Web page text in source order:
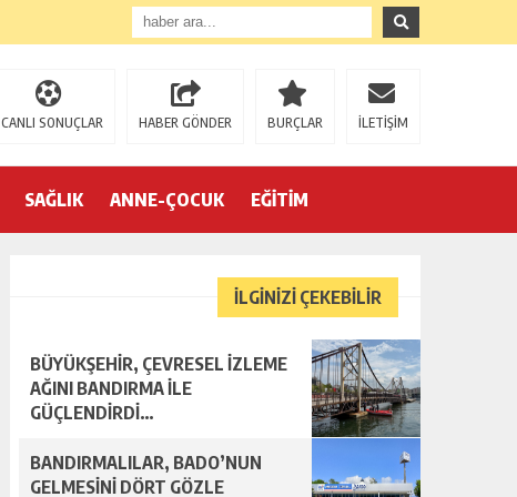
CANLI SONUÇLAR HABER GÖNDER BURÇLAR İLETİŞİM
SAĞLIK ANNE-ÇOCUK EĞİTİM
İLGİNİZİ ÇEKEBİLİR
BÜYÜKŞEHİR, ÇEVRESEL İZLEME
AĞINI BANDIRMA İLE
GÜÇLENDİRDİ…
BANDIRMALILAR, BADO’NUN
GELMESİNİ DÖRT GÖZLE